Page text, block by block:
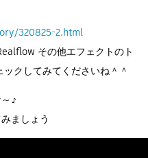
320825-2.html
その他エフェクトのト
クしてみてくださいね＾＾
♪
ましょう